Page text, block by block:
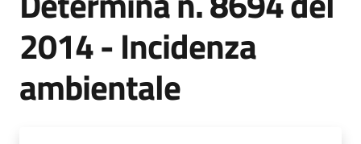
Servizi
Leggi
atti
2014 - Incidenza
ambientale